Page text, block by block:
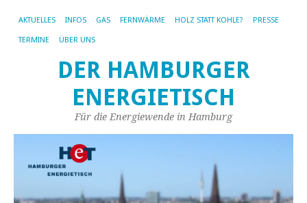
AKTUELLES INFOS GAS FERNWÄRME HOLZ STATT KOHLE? PRESSE
TERMINE ÜBER UNS
DER HAMBURGER
ENERGIETISCH
Für die Energiewende in Hamburg